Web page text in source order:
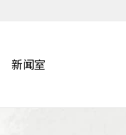
新闻室